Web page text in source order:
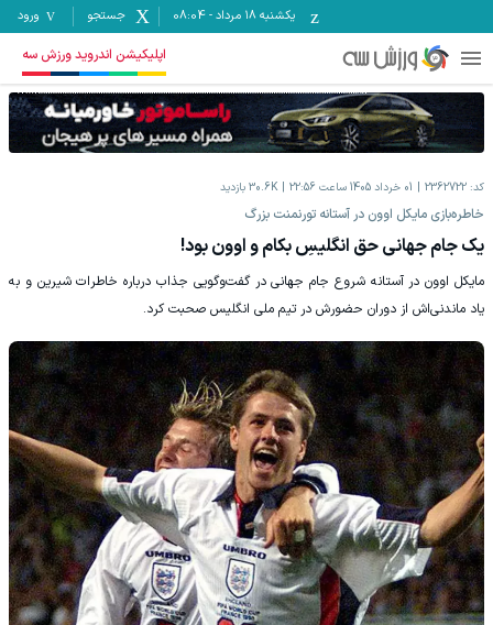
یکشنبه ۱۸ مرداد -
08:04 جستجو ورود
اپلیکیشن اندروید ورزش سه
کد: 2362722 01 خرداد 1405 ساعت 22:56 30.6K بازدید
‫خاطره‌بازی مایکل اوون در آستانه تورنمنت بزرگ
یک جام جهانی حق انگلیسِ بکام و اوون بود!
‫مایکل اوون در آستانه شروع جام جهانی در گفت‌وگویی جذاب درباره خاطرات شیرین و به
یاد ماندنی‌اش از دوران حضورش در تیم ملی انگلیس صحبت کرد.